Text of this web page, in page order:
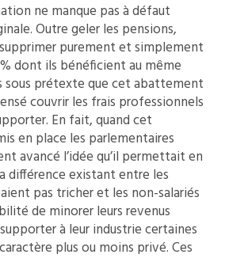
ne manque pas à défaut
Outre geler les pensions,
purement et simplement
dont ils bénéficient au même
sous prétexte que cet abattement
couvrir les frais professionnels
En fait, quand cet
en place les parlementaires
avancé l’idée qu’il permettait en
différence existant entre les
pas tricher et les non-salariés
de minorer leurs revenus
à leur industrie certaines
plus ou moins privé. Ces